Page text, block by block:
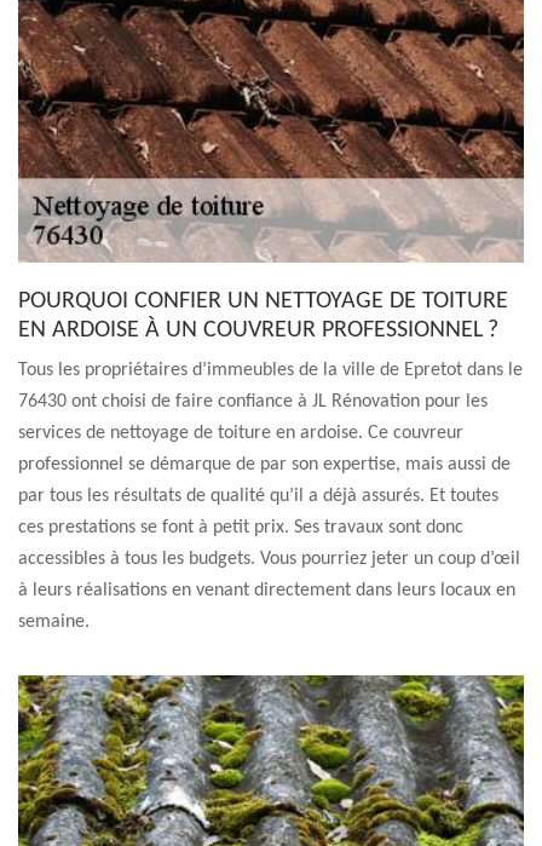
POURQUOI CONFIER UN NETTOYAGE DE TOITURE
EN ARDOISE À UN COUVREUR PROFESSIONNEL ?
Tous les propriétaires d’immeubles de la ville de Epretot dans le
76430 ont choisi de faire confiance à JL Rénovation pour les
services de nettoyage de toiture en ardoise. Ce couvreur
professionnel se démarque de par son expertise, mais aussi de
par tous les résultats de qualité qu’il a déjà assurés. Et toutes
ces prestations se font à petit prix. Ses travaux sont donc
accessibles à tous les budgets. Vous pourriez jeter un coup d’œil
à leurs réalisations en venant directement dans leurs locaux en
semaine.